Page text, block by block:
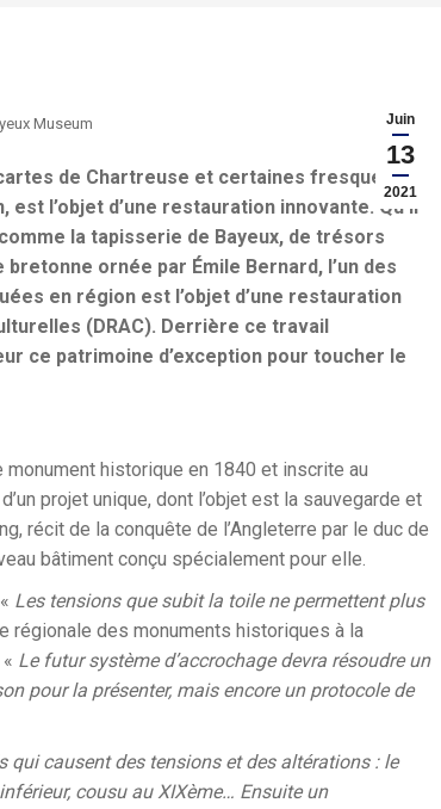
Juin
13
2021
Museum
de Chartreuse et certaines fresques
l’objet d’une restauration innovante. Qu’il
la tapisserie de Bayeux, de trésors
ornée par Émile Bernard, l’un des
en région est l’objet d’une restauration
(DRAC). Derrière ce travail
ce patrimoine d’exception pour toucher le
historique en 1840 et inscrite au
projet unique, dont l’objet est la sauvegarde et
récit de la conquête de l’Angleterre par le duc de
bâtiment conçu spécialement pour elle.
Les tensions que subit la toile ne permettent plus
régionale des monuments historiques à la
Le futur système d’accrochage devra résoudre un
pour la présenter, mais encore un protocole de
qui causent des tensions et des altérations : le
cousu au XIXème… Ensuite un